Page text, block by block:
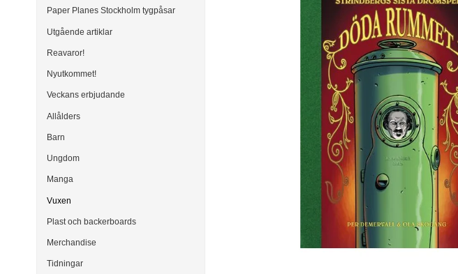
Paper Planes Stockholm tygpåsar
Utgående artiklar
Reavaror!
Nyutkommet!
Veckans erbjudande
Allålders
Barn
Ungdom
Manga
Vuxen
Plast och backerboards
Merchandise
Tidningar